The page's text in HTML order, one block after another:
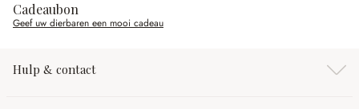
Cadeaubon
Geef uw dierbaren een mooi cadeau
Hulp & contact